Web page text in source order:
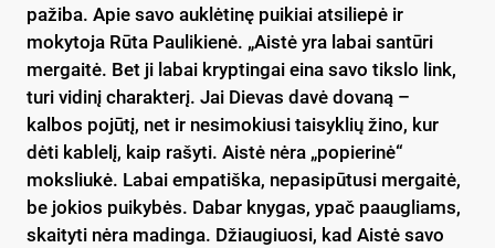
pažiba. Apie savo auklėtinę puikiai atsiliepė ir
mokytoja Rūta Paulikienė. „Aistė yra labai santūri
mergaitė. Bet ji labai kryptingai eina savo tikslo link,
turi vidinį charakterį. Jai Dievas davė dovaną –
kalbos pojūtį, net ir nesimokiusi taisyklių žino, kur
dėti kablelį, kaip rašyti. Aistė nėra „popierinė“
moksliukė. Labai empatiška, nepasipūtusi mergaitė,
be jokios puikybės. Dabar knygas, ypač paaugliams,
skaityti nėra madinga. Džiaugiuosi, kad Aistė savo